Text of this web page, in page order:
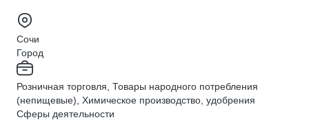
Сочи
Город
Розничная торговля, Товары народного потребления
(непищевые), Химическое производство, удобрения
Сферы деятельности